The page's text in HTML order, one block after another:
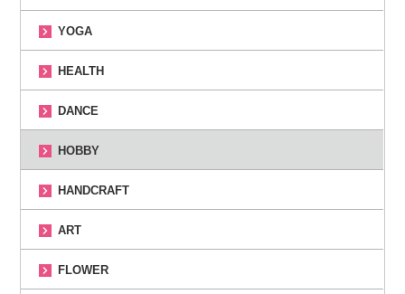
YOGA
HEALTH
DANCE
HOBBY
HANDCRAFT
ART
FLOWER